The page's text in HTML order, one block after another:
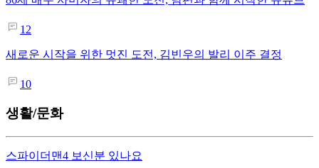
12
새로운 시작을 위한 멋진 도전, 김빈우의 발리 이주 결정
10
생활/문화
스파이더맨4 보신분 있나요